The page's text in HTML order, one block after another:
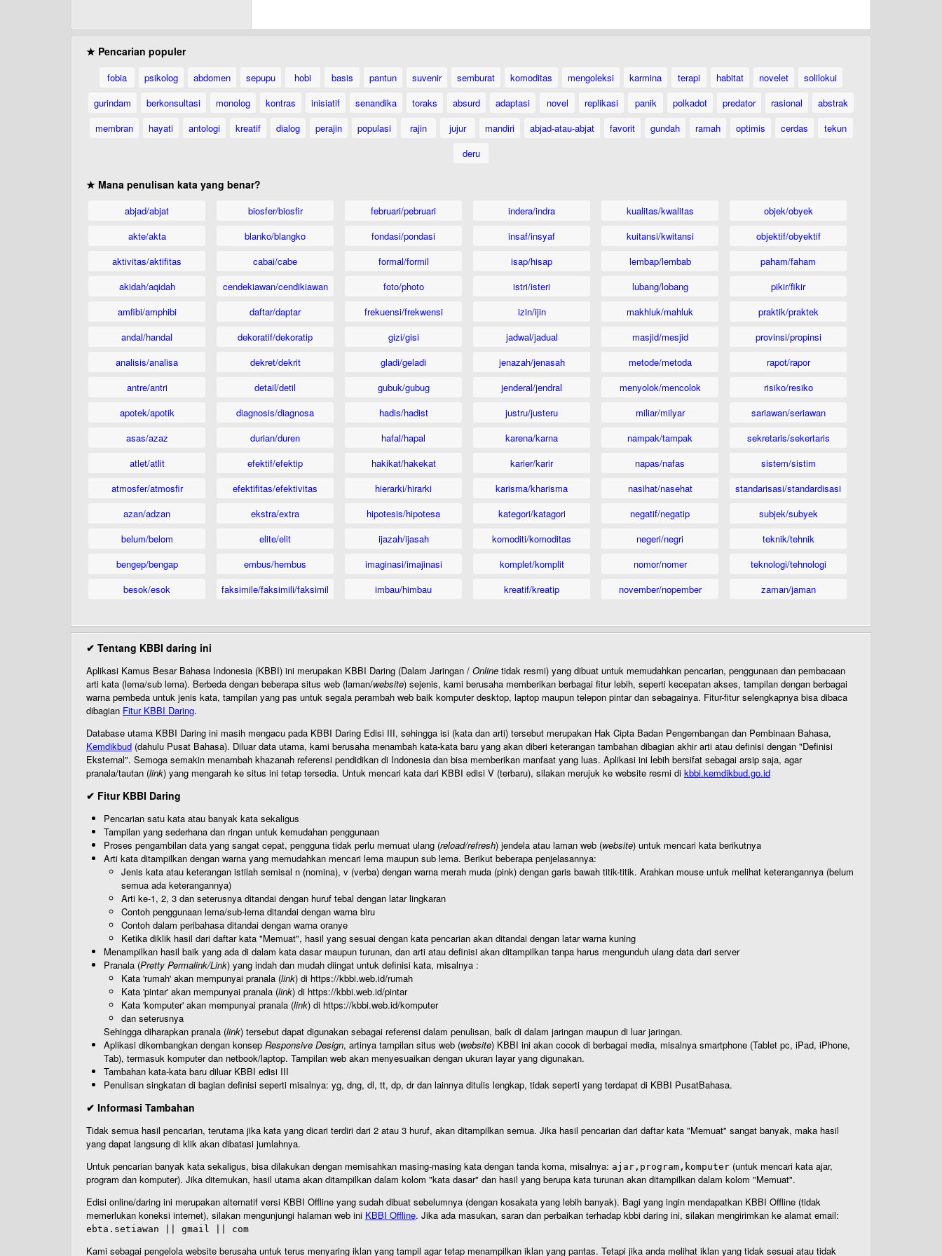
★ Pencarian populer
fobia psikolog abdomen sepupu hobi basis pantun suvenir semburat komoditas mengoleksi karmina terapi habitat novelet
solilokui
gurindam
berkonsultasi monolog kontras inisiatif senandika toraks absurd adaptasi novel replikasi panik polkadot predator rasional
abstrak
membran
hayati antologi kreatif dialog perajin populasi rajin jujur mandiri abjad-atau-abjat favorit gundah ramah optimis cerdas
tekun
deru
★ Mana penulisan kata yang benar?
abjad/abjat
akte/akta
aktivitas/aktifitas
akidah/aqidah
amfibi/amphibi
andal/handal
analisis/analisa
antre/antri
apotek/apotik
asas/azaz
atlet/atlit
atmosfer/atmosfir
azan/adzan
belum/belom
bengep/bengap
besok/esok
biosfer/biosfir
blanko/blangko
cabai/cabe
cendekiawan/cendikiawan
daftar/daptar
dekoratif/dekoratip
dekret/dekrit
detail/detil
diagnosis/diagnosa
durian/duren
efektif/efektip
efektifitas/efektivitas
ekstra/extra
elite/elit
embus/hembus
faksimile/faksimili/faksimil
februari/pebruari
fondasi/pondasi
formal/formil
foto/photo
frekuensi/frekwensi
gizi/gisi
gladi/geladi
gubuk/gubug
hadis/hadist
hafal/hapal
hakikat/hakekat
hierarki/hirarki
hipotesis/hipotesa
ijazah/ijasah
imaginasi/imajinasi
imbau/himbau
indera/indra
insaf/insyaf
isap/hisap
istri/isteri
izin/ijin
jadwal/jadual
jenazah/jenasah
jenderal/jendral
justru/justeru
karena/karna
karier/karir
karisma/kharisma
kategori/katagori
komoditi/komoditas
komplet/komplit
kreatif/kreatip
kualitas/kwalitas
kuitansi/kwitansi
lembap/lembab
lubang/lobang
makhluk/mahluk
masjid/mesjid
metode/metoda
menyolok/mencolok
miliar/milyar
nampak/tampak
napas/nafas
nasihat/nasehat
negatif/negatip
negeri/negri
nomor/nomer
november/nopember
objek/obyek
objektif/obyektif
paham/faham
pikir/fikir
praktik/praktek
provinsi/propinsi
rapot/rapor
risiko/resiko
sariawan/seriawan
sekretaris/sekertaris
sistem/sistim
standarisasi/standardisasi
subjek/subyek
teknik/tehnik
teknologi/tehnologi
zaman/jaman
✔ Tentang KBBI daring ini
Aplikasi Kamus Besar Bahasa Indonesia (KBBI) ini merupakan KBBI Daring (Dalam Jaringan / Online tidak resmi) yang dibuat untuk memudahkan pencarian, penggunaan dan pembacaan
arti kata (lema/sub lema). Berbeda dengan beberapa situs web (laman/website) sejenis, kami berusaha memberikan berbagai fitur lebih, seperti kecepatan akses, tampilan dengan berbagai
warna pembeda untuk jenis kata, tampilan yang pas untuk segala perambah web baik komputer desktop, laptop maupun telepon pintar dan sebagainya. Fitur-fitur selengkapnya bisa dibaca
dibagian Fitur KBBI Daring.
Database utama KBBI Daring ini masih mengacu pada KBBI Daring Edisi III, sehingga isi (kata dan arti) tersebut merupakan Hak Cipta Badan Pengembangan dan Pembinaan Bahasa,
Kemdikbud (dahulu Pusat Bahasa). Diluar data utama, kami berusaha menambah kata-kata baru yang akan diberi keterangan tambahan dibagian akhir arti atau definisi dengan "Definisi
Eksternal". Semoga semakin menambah khazanah referensi pendidikan di Indonesia dan bisa memberikan manfaat yang luas. Aplikasi ini lebih bersifat sebagai arsip saja, agar
pranala/tautan (link) yang mengarah ke situs ini tetap tersedia. Untuk mencari kata dari KBBI edisi V (terbaru), silakan merujuk ke website resmi di kbbi.kemdikbud.go.id
✔ Fitur KBBI Daring
Pencarian satu kata atau banyak kata sekaligus
Tampilan yang sederhana dan ringan untuk kemudahan penggunaan
Proses pengambilan data yang sangat cepat, pengguna tidak perlu memuat ulang (reload/refresh) jendela atau laman web (website) untuk mencari kata berikutnya
Arti kata ditampilkan dengan warna yang memudahkan mencari lema maupun sub lema. Berikut beberapa penjelasannya:
Jenis kata atau keterangan istilah semisal n (nomina), v (verba) dengan warna merah muda (pink) dengan garis bawah titik-titik. Arahkan mouse untuk melihat keterangannya (belum
semua ada keterangannya)
Arti ke-1, 2, 3 dan seterusnya ditandai dengan huruf tebal dengan latar lingkaran
Contoh penggunaan lema/sub-lema ditandai dengan warna biru
Contoh dalam peribahasa ditandai dengan warna oranye
Ketika diklik hasil dari daftar kata "Memuat", hasil yang sesuai dengan kata pencarian akan ditandai dengan latar warna kuning
Menampilkan hasil baik yang ada di dalam kata dasar maupun turunan, dan arti atau definisi akan ditampilkan tanpa harus mengunduh ulang data dari server
Pranala (Pretty Permalink/Link) yang indah dan mudah diingat untuk definisi kata, misalnya :
Kata 'rumah' akan mempunyai pranala (link) di https://kbbi.web.id/rumah
Kata 'pintar' akan mempunyai pranala (link) di https://kbbi.web.id/pintar
Kata 'komputer' akan mempunyai pranala (link) di https://kbbi.web.id/komputer
dan seterusnya
Sehingga diharapkan pranala (link) tersebut dapat digunakan sebagai referensi dalam penulisan, baik di dalam jaringan maupun di luar jaringan.
Aplikasi dikembangkan dengan konsep Responsive Design, artinya tampilan situs web (website) KBBI ini akan cocok di berbagai media, misalnya smartphone (Tablet pc, iPad, iPhone,
Tab), termasuk komputer dan netbook/laptop. Tampilan web akan menyesuaikan dengan ukuran layar yang digunakan.
Tambahan kata-kata baru diluar KBBI edisi III
Penulisan singkatan di bagian definisi seperti misalnya: yg, dng, dl, tt, dp, dr dan lainnya ditulis lengkap, tidak seperti yang terdapat di KBBI PusatBahasa.
✔ Informasi Tambahan
Tidak semua hasil pencarian, terutama jika kata yang dicari terdiri dari 2 atau 3 huruf, akan ditampilkan semua. Jika hasil pencarian dari daftar kata "Memuat" sangat banyak, maka hasil
yang dapat langsung di klik akan dibatasi jumlahnya.
Untuk pencarian banyak kata sekaligus, bisa dilakukan dengan memisahkan masing-masing kata dengan tanda koma, misalnya: ajar,program,komputer (untuk mencari kata ajar,
program dan komputer). Jika ditemukan, hasil utama akan ditampilkan dalam kolom "kata dasar" dan hasil yang berupa kata turunan akan ditampilkan dalam kolom "Memuat".
Edisi online/daring ini merupakan alternatif versi KBBI Offline yang sudah dibuat sebelumnya (dengan kosakata yang lebih banyak). Bagi yang ingin mendapatkan KBBI Offline (tidak
memerlukan koneksi internet), silakan mengunjungi halaman web ini KBBI Offline. Jika ada masukan, saran dan perbaikan terhadap kbbi daring ini, silakan mengirimkan ke alamat email:
ebta.setiawan || gmail || com
Kami sebagai pengelola website berusaha untuk terus menyaring iklan yang tampil agar tetap menampilkan iklan yang pantas. Tetapi jika anda melihat iklan yang tidak sesuai atau tidak